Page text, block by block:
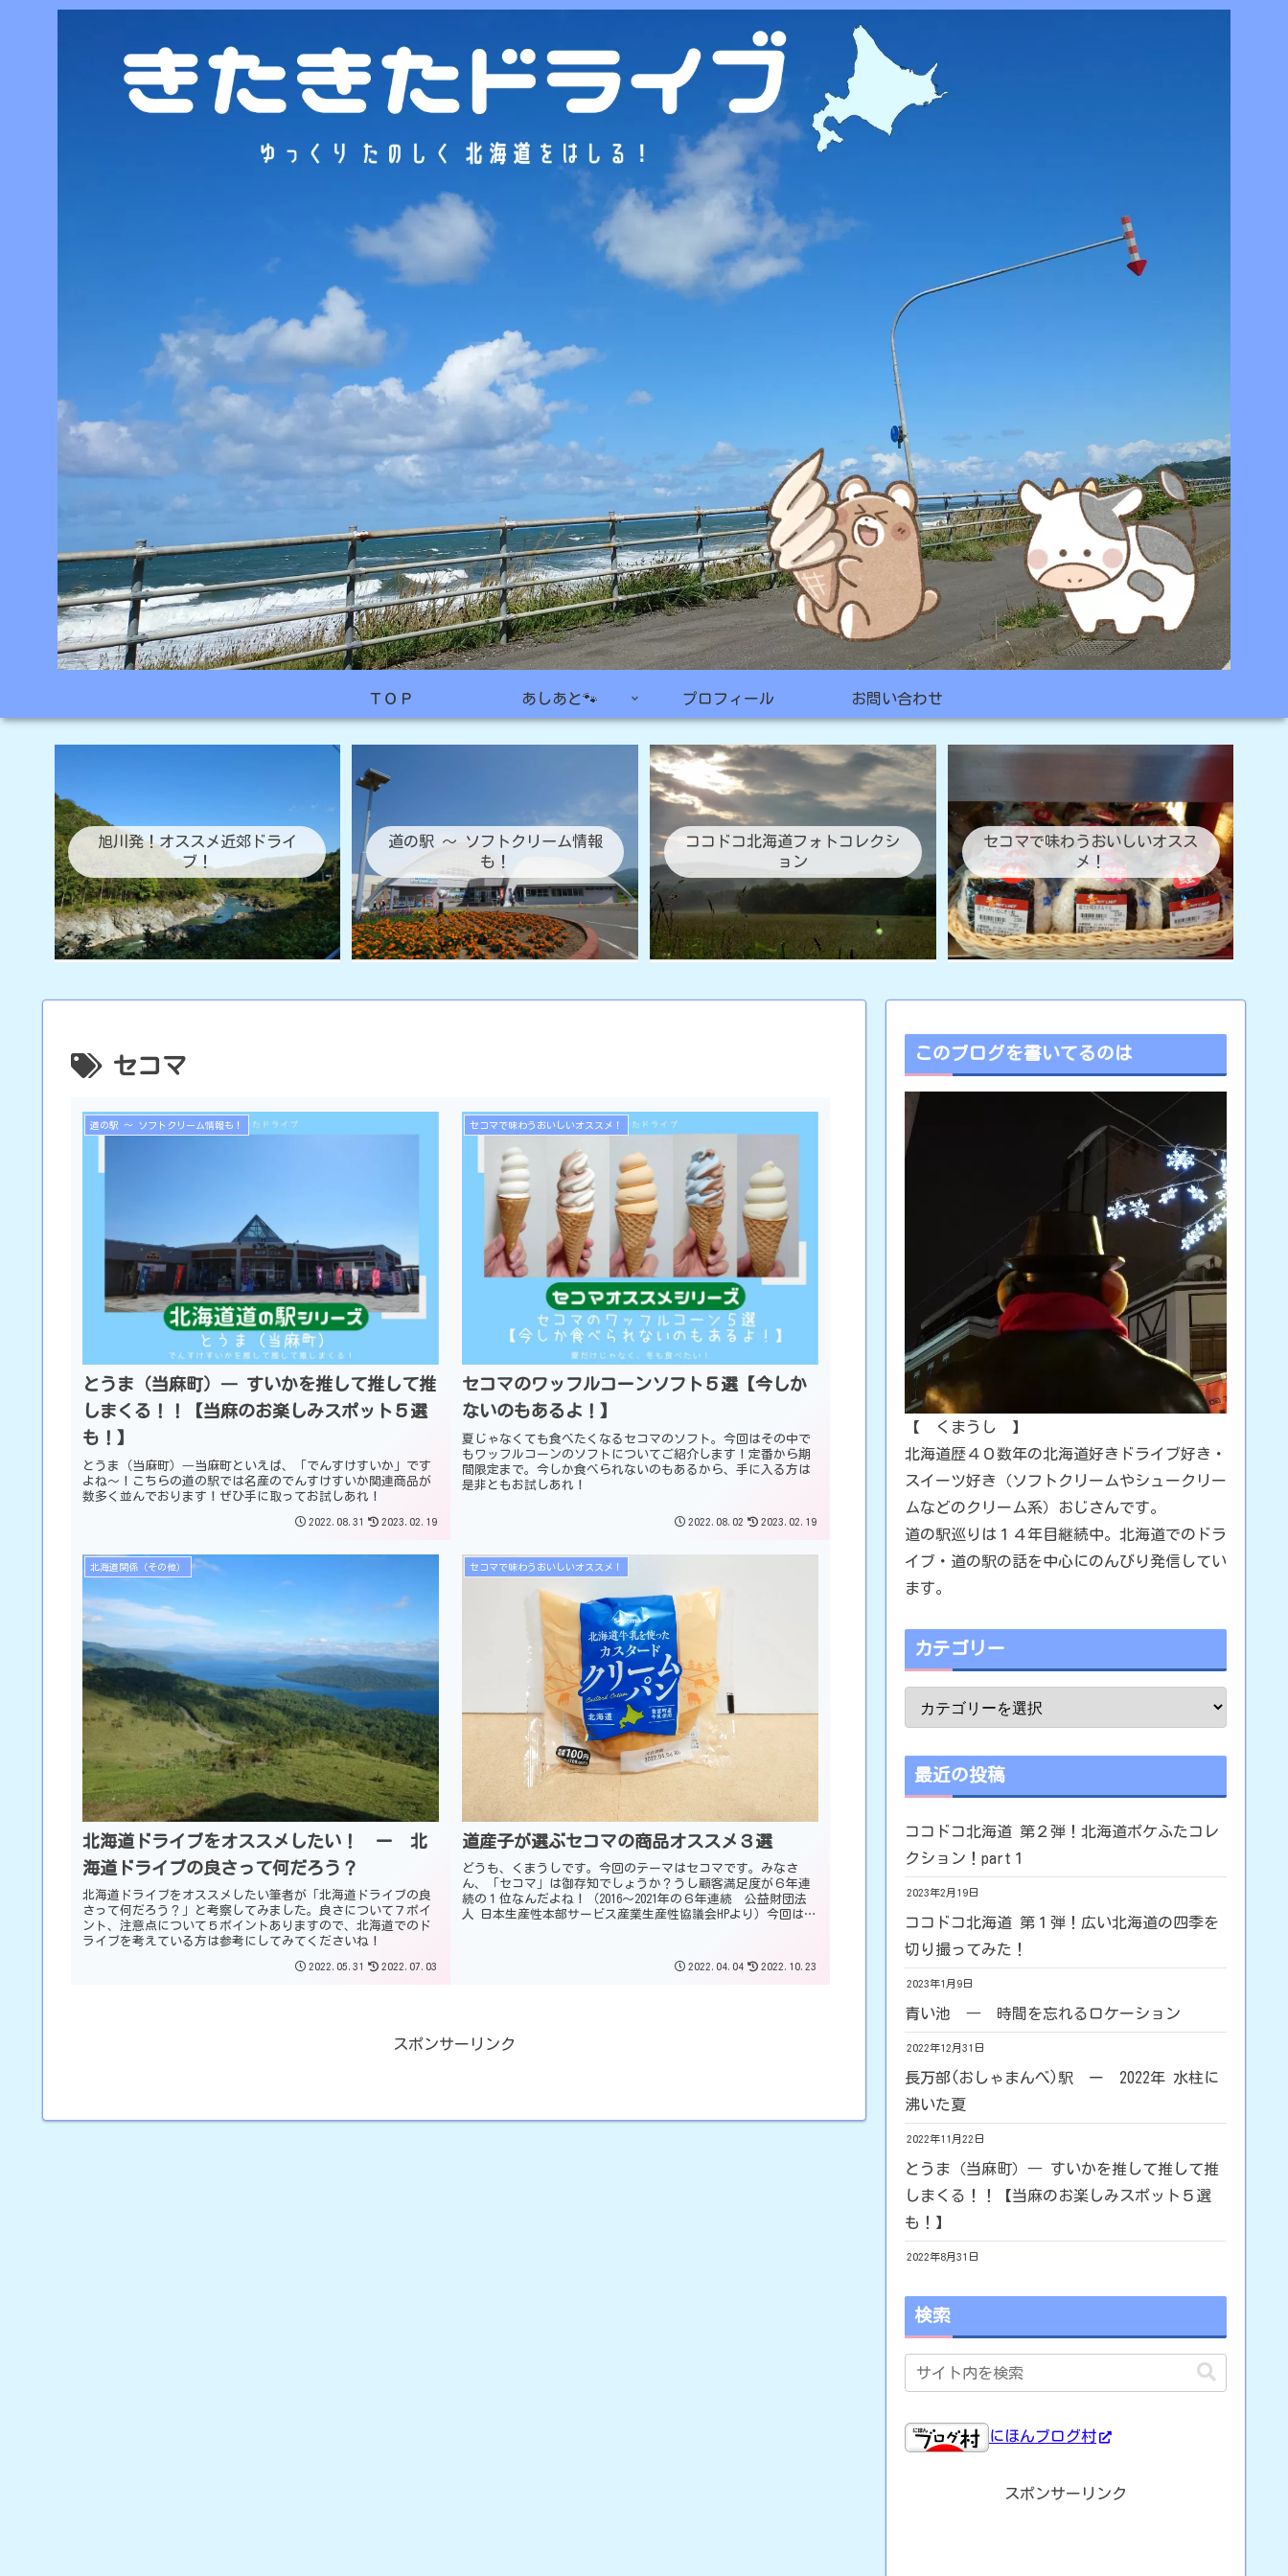
ＴＯＰ あしあと🐾 プロフィール お問い合わせ
旭川発！オススメ近郊ドライ
ブ！
道の駅 ～ ソフトクリーム情報
も！
ココドコ北海道フォトコレクシ
ョン
セコマで味わうおいしいオスス
メ！
セコマ
道の駅 ～ ソフトクリーム情報も！
とうま（当麻町）― すいかを推して推して推
しまくる！！【当麻のお楽しみスポット５選
も！】
とうま（当麻町）―当麻町といえば、「でんすけすいか」です
よね～！こちらの道の駅では名産のでんすけすいか関連商品が
数多く並んでおります！ぜひ手に取ってお試しあれ！
2022.08.31 2023.02.19
セコマで味わうおいしいオススメ！
セコマのワッフルコーンソフト５選【今しか
ないのもあるよ！】
夏じゃなくても食べたくなるセコマのソフト。今回はその中で
もワッフルコーンのソフトについてご紹介します！定番から期
間限定まで。今しか食べられないのもあるから、手に入る方は
是非ともお試しあれ！
2022.08.02 2023.02.19
北海道関係（その他）
北海道ドライブをオススメしたい！ ー 北
海道ドライブの良さって何だろう？
北海道ドライブをオススメしたい筆者が「北海道ドライブの良
さって何だろう？」と考察してみました。良さについて７ポイ
ント、注意点について５ポイントありますので、北海道でのド
ライブを考えている方は参考にしてみてくださいね！
2022.05.31 2022.07.03
セコマで味わうおいしいオススメ！
道産子が選ぶセコマの商品オススメ３選
どうも、くまうしです。今回のテーマはセコマです。みなさ
ん、「セコマ」は御存知でしょうか？うし顧客満足度が６年連
続の１位なんだよね！（2016～2021年の６年連続 公益財団法
人 日本生産性本部サービス産業生産性協議会HPより）今回は道
2022.04.04 2022.10.23
スポンサーリンク
このブログを書いてるのは
【 くまうし 】
北海道歴４０数年の北海道好きドライブ好き・
スイーツ好き（ソフトクリームやシュークリー
ムなどのクリーム系）おじさんです。
道の駅巡りは１４年目継続中。北海道でのドラ
イブ・道の駅の話を中心にのんびり発信してい
ます。
カテゴリー
最近の投稿
ココドコ北海道 第２弾！北海道ポケふたコレ
クション！part１
2023年2月19日
ココドコ北海道 第１弾！広い北海道の四季を
切り撮ってみた！
2023年1月9日
青い池 ― 時間を忘れるロケーション
2022年12月31日
長万部(おしゃまんべ)駅 ー 2022年 水柱に
沸いた夏
2022年11月22日
とうま（当麻町）― すいかを推して推して推
しまくる！！【当麻のお楽しみスポット５選
も！】
2022年8月31日
検索
にほんブログ村
スポンサーリンク